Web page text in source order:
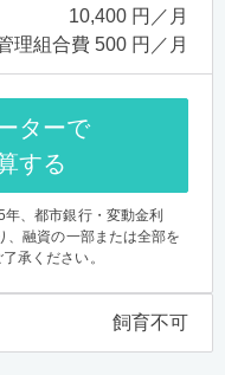
10,400 円／月
理組合費 500 円／月
ターで
する
、都市銀行・変動金利
、融資の一部または全部を
承ください。
飼育不可